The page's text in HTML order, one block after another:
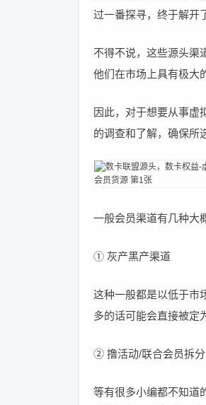
过一番探寻，终于
不得不说，这些源头渠
他们在市场上具有极大
因此，对于想要从事虚
的调查和了解，确保所
一般会员渠道有几种大
① 灰产黑产渠道
这种一般都是以低于市
多的话可能会直接被定
② 撸活动/联合会员拆分
等有很多小编都不知道